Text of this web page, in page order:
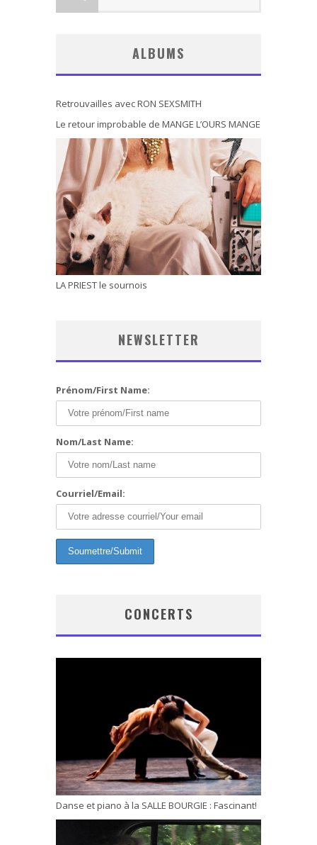
ALBUMS
Retrouvailles avec RON SEXSMITH
Le retour improbable de MANGE L’OURS MANGE
LA PRIEST le sournois
NEWSLETTER
Prénom/First Name:
Nom/Last Name:
Courriel/Email:
CONCERTS
Danse et piano à la SALLE BOURGIE : Fascinant!